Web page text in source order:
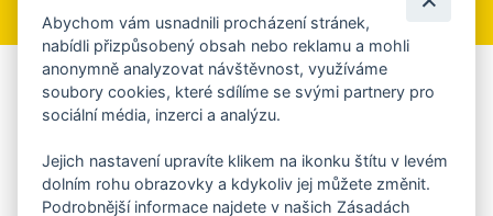
Aplikace Mobilní rozhlas
Chcete dostávat do svého mobilu či mailu upozornění na
ankety, pozvánky na kulturní a sportovní akce?
Více informací o aplikaci
Abychom vám usnadnili procházení stránek,
nabídli přizpůsobený obsah nebo reklamu a mohli
anonymně analyzovat návštěvnost, využíváme
soubory cookies, které sdílíme se svými partnery pro
sociální média, inzerci a analýzu.
Jejich nastavení upravíte klikem na ikonku štítu v levém
dolním rohu obrazovky a kdykoliv jej můžete změnit.
Podrobnější informace najdete v našich Zásadách